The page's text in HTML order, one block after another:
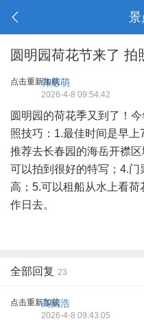
景
圆明园荷花节来了 拍
点击重新加载
韩彤萌
2026-4-8 09:54:42
圆明园的荷花季又到了！
照技巧：1.最佳时间是早
推荐去长春园的海岳开襟
可以拍到很好的特写；4.
高；5.可以租船从水上看
作日去。
全部回复 23
点击重新加载
高国浩
2026-4-8 09:43:05